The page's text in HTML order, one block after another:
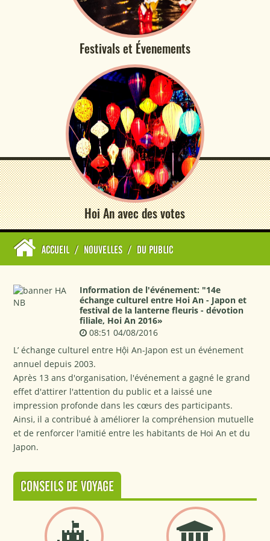
Festivals et Évenements
Hoi An avec des votes
ACCUEIL / NOUVELLES / DU PUBLIC
Information de l'événement: "14e
échange culturel entre Hoi An - Japon et
festival de la lanterne fleuris - dévotion
filiale, Hoi An 2016»
08:51 04/08/2016
L’ échange culturel entre Hội An-Japon est un événement
annuel depuis 2003.
Après 13 ans d'organisation, l'événement a gagné le grand
effet d'attirer l'attention du public et a laissé une
impression profonde dans les cœurs des participants.
Ainsi, il a contribué à améliorer la compréhension mutuelle
et de renforcer l'amitié entre les habitants de Hoi An et du
Japon.
CONSEILS DE VOYAGE